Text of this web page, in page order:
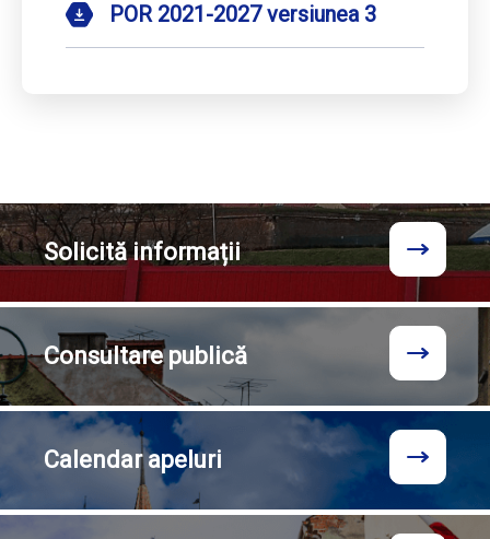
POR 2021-2027 versiunea 3
Solicităinformații
Consultarepublică
Calendarapeluri